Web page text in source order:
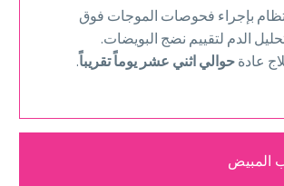
بإجراء فحوصات الموجات فوق
الدم لتقييم نضج البويضات.
عادة حوالي اثني عشر يوماً تقريباً.